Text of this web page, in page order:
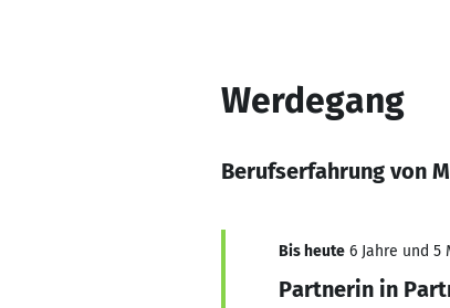
Werdegang
Berufserfahrung von
Bis heute 6 Jahre und 5
Partnerin in